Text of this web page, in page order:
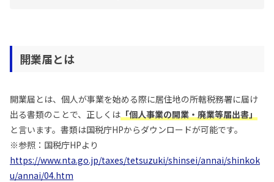
開業届とは
開業届とは、個人が事業を始める際に居住地の所轄税務署に届け
出る書類のことで、正しくは 「個人事業の開業・廃業等届出書」
と言います。書類は国税庁HPからダウンロードが可能です。
※参照：国税庁HPより
https://www.nta.go.jp/taxes/tetsuzuki/shinsei/annai/shinkok
u/annai/04.htm